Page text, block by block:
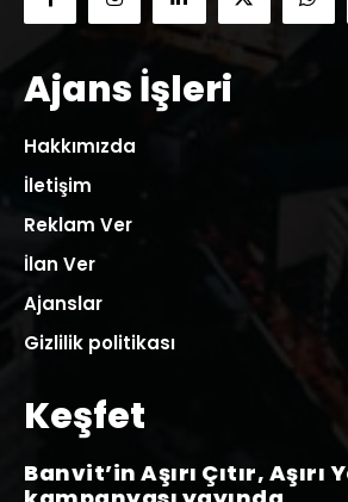
Ajans İşleri
Hakkımızda
İletişim
Reklam Ver
İlan Ver
Ajanslar
Gizlilik politikası
Keşfet
Banvit’in Aşırı Çıtır, Aşırı